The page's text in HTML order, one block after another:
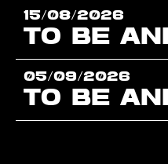
15/08/2026
TO BE
05/09/2026
TO BE